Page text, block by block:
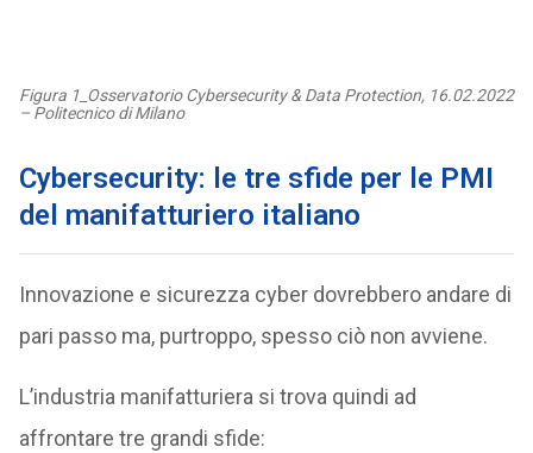
Figura 1_Osservatorio Cybersecurity & Data Protection, 16.02.2022
– Politecnico di Milano
Cybersecurity: le tre sfide per le PMI
del manifatturiero italiano
Innovazione e sicurezza cyber dovrebbero andare di
pari passo ma, purtroppo, spesso ciò non avviene.
L’industria manifatturiera si trova quindi ad
affrontare tre grandi sfide: